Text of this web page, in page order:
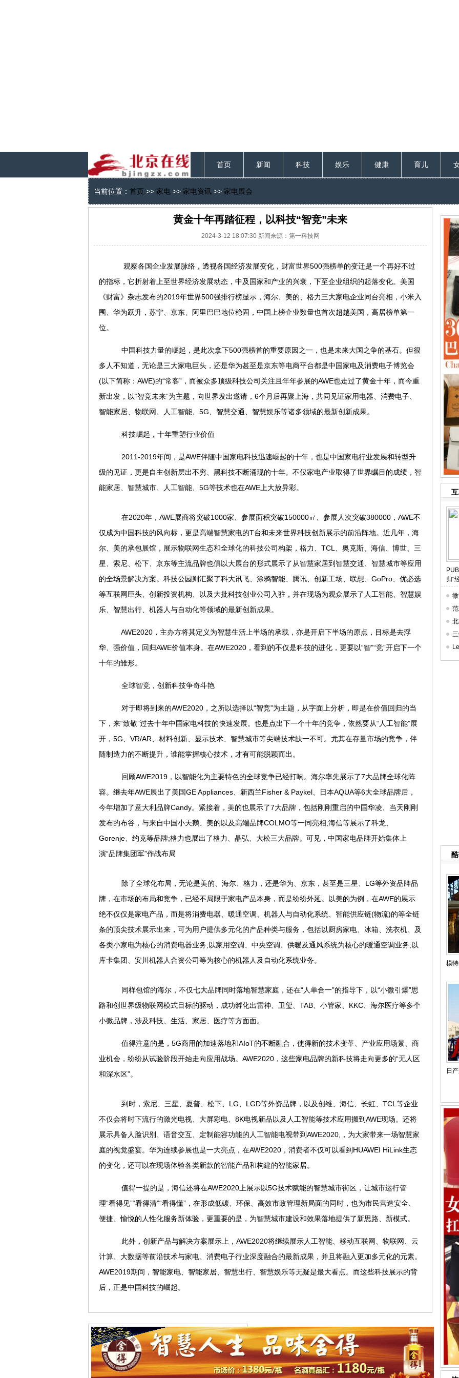
首页 新闻 科技 娱乐 健康 育儿
当前位置： 首页 >> 家电 >> 家电资讯 >> 家电展会
黄金十年再踏征程，以科技“智竞”未来
2024-3-12 18:07:30 新闻来源：第一科技网
观察各国企业发展脉络，透视各国经济发展变化，财富世界500强榜单的变迁是一个再好不过
的指标，它折射着上至世界经济发展动态，中及国家和产业的兴衰，下至企业组织的起落变化。美国
《财富》杂志发布的2019年世界500强排行榜显示，海尔、美的、格力三大家电企业同台亮相，小米入
围、华为跃升，苏宁、京东、阿里巴巴地位稳固，中国上榜企业数量也首次超越美国，高居榜单第一
位。
中国科技力量的崛起，是此次拿下500强榜首的重要原因之一，也是未来大国之争的基石。但很
多人不知道，无论是三大家电巨头，还是华为甚至是京东等电商平台都是中国家电及消费电子博览会
(以下简称：AWE)的“常客”，而被众多顶级科技公司关注且年年参展的AWE也走过了黄金十年，而今重
新出发，以“智竞未来”为主题，向世界发出邀请，6个月后再聚上海，共同见证家用电器、消费电子、
智能家居、物联网、人工智能、5G、智慧交通、智慧娱乐等诸多领域的最新创新成果。
科技崛起，十年重塑行业价值
2011-2019年间，是AWE伴随中国家电科技迅速崛起的十年，也是中国家电行业发展和转型升
级的见证，更是自主创新层出不穷、黑科技不断涌现的十年。不仅家电产业取得了世界瞩目的成绩，智
能家居、智慧城市、人工智能、5G等技术也在AWE上大放异彩。
在2020年，AWE展商将突破1000家、参展面积突破150000㎡、参展人次突破380000，AWE不
仅成为中国科技的风向标，更是高端智慧家电的T台和未来世界科技创新展示的前沿阵地。近几年，海
尔、美的承包展馆，展示物联网生态和全球化的科技公司构架，格力、TCL、奥克斯、海信、博世、三
星、索尼、松下、京东等主流品牌也俱以大展台的形式展示了从智慧家居到智慧交通、智慧城市等应用
的全场景解决方案。科技公园则汇聚了科大讯飞、涂鸦智能、腾讯、创新工场、联想、GoPro、优必选
等互联网巨头、创新投资机构、以及大批科技创业公司入驻，并在现场为观众展示了人工智能、智慧娱
乐、智慧出行、机器人与自动化等领域的最新创新成果。
AWE2020，主办方将其定义为智慧生活上半场的承载，亦是开启下半场的原点，目标是去浮
华、强价值，回归AWE价值本身。在AWE2020，看到的不仅是科技的进化，更要以“智”“竞”开启下一个
十年的雏形。
全球智竞，创新科技争奇斗艳
对于即将到来的AWE2020，之所以选择以“智竞”为主题，从字面上分析，即是在价值回归的当
下，来“致敬”过去十年中国家电科技的快速发展。也是点出下一个十年的竞争，依然要从“人工智能”展
开，5G、VR/AR、材料创新、显示技术、智慧城市等尖端技术缺一不可。尤其在存量市场的竞争，伴
随制造力的不断提升，谁能掌握核心技术，才有可能脱颖而出。
回顾AWE2019，以智能化为主要特色的全球竞争已经打响。海尔率先展示了7大品牌全球化阵
容。继去年AWE展出了美国GE Appliances、新西兰Fisher & Paykel、日本AQUA等6大全球品牌后，
今年增加了意大利品牌Candy。紧接着，美的也展示了7大品牌，包括刚刚重启的中国华凌、当天刚刚
发布的布谷，与来自中国小天鹅、美的以及高端品牌COLMO等一同亮相;海信等展示了科龙、
Gorenje、约克等品牌;格力也展出了格力、晶弘、大松三大品牌。可见，中国家电品牌开始集体上
演“品牌集团军”作战布局
除了全球化布局，无论是美的、海尔、格力，还是华为、京东，甚至是三星、LG等外资品牌品
牌，在市场的布局和竞争，已经不局限于家电产品本身，而是纷纷外延。以美的为例，在AWE的展示
绝不仅仅是家电产品，而是将消费电器、暖通空调、机器人与自动化系统、智能供应链(物流)的等全链
条的顶尖技术展示出来，可为用户提供多元化的产品种类与服务，包括以厨房家电、冰箱、洗衣机、及
各类小家电为核心的消费电器业务;以家用空调、中央空调、供暖及通风系统为核心的暖通空调业务;以
库卡集团、安川机器人合资公司等为核心的机器人及自动化系统业务。
同样包馆的海尔，不仅七大品牌同时落地智慧家庭，还在“人单合一”的指导下，以“小微引爆”思
路和创世界级物联网模式目标的驱动，成功孵化出雷神、卫玺、TAB、小管家、KKC、海尔医疗等多个
小微品牌，涉及科技、生活、家居、医疗等方面面。
值得注意的是，5G商用的加速落地和AIoT的不断融合，使得新的技术变革、产业应用场景、商
业机会，纷纷从试验阶段开始走向应用战场。AWE2020，这些家电品牌的新科技将走向更多的“无人区
和深水区”。
到时，索尼、三星、夏普、松下、LG、LGD等外资品牌，以及创维、海信、长虹、TCL等企业
不仅会将时下流行的激光电视、大屏彩电、8K电视新品以及人工智能等技术应用搬到AWE现场。还将
展示具备人脸识别、语音交互、定制能容功能的人工智能电视带到AWE2020,，为大家带来一场智慧家
庭的视觉盛宴。华为连续参展也是一大亮点，在AWE2020，消费者不仅可以看到HUAWEI HiLink生态
的变化，还可以在现场体验各类新款的智能产品和构建的智能家居。
值得一提的是，海信还将在AWE2020上展示以5G技术赋能的智慧城市街区，让城市运行管
理“看得见”“看得清”“看得懂”，在形成低碳、环保、高效市政管理新局面的同时，也为市民营造安全、
便捷、愉悦的人性化服务新体验，更重要的是，为智慧城市建设和效果落地提供了新思路、新模式。
此外，创新产品与解决方案展示上，AWE2020将继续展示人工智能、移动互联网、物联网、云
计算、大数据等前沿技术与家电、消费电子行业深度融合的最新成果，并且将融入更加多元化的元素。
AWE2019期间，智能家电、智能家居、智慧出行、智慧娱乐等无疑是最大看点。而这些科技展示的背
后，正是中国科技的崛起。
归“
模
日